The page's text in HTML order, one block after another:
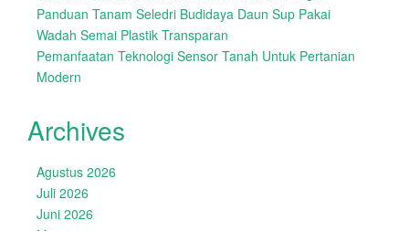
Panduan Tanam Seledri Budidaya Daun Sup Pakai
Wadah Semai Plastik Transparan
Pemanfaatan Teknologi Sensor Tanah Untuk Pertanian
Modern
Archives
Agustus 2026
Juli 2026
Juni 2026